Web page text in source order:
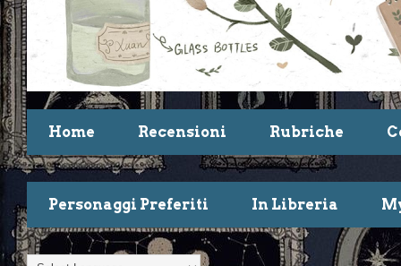
Home Recensioni Rubriche
Personaggi Preferiti In Libreria